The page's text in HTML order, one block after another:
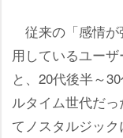
従来の「感情が
用しているユー
と、20代後半～
ルタイム世代だ
てノスタルジッ